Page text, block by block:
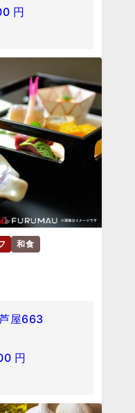
円
和食
屋663
円